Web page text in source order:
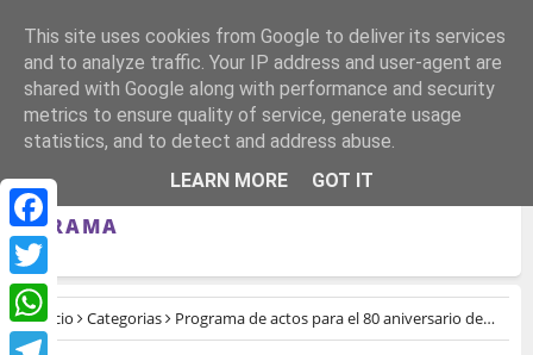
Facebook
Twitter
WhatsApp
PROGRAMA DE ACTOS PARA EL 80
ANIVERSARIO DE LA BATALLA DEL
JARAMA
Inicio Categorias Programa de actos para el 80 aniversario de la batalla del Jarama
This site uses cookies from Google to deliver its services
and to analyze traffic. Your IP address and user-agent are
shared with Google along with performance and security
metrics to ensure quality of service, generate usage
statistics, and to detect and address abuse.
LEARN MORE
GOT IT